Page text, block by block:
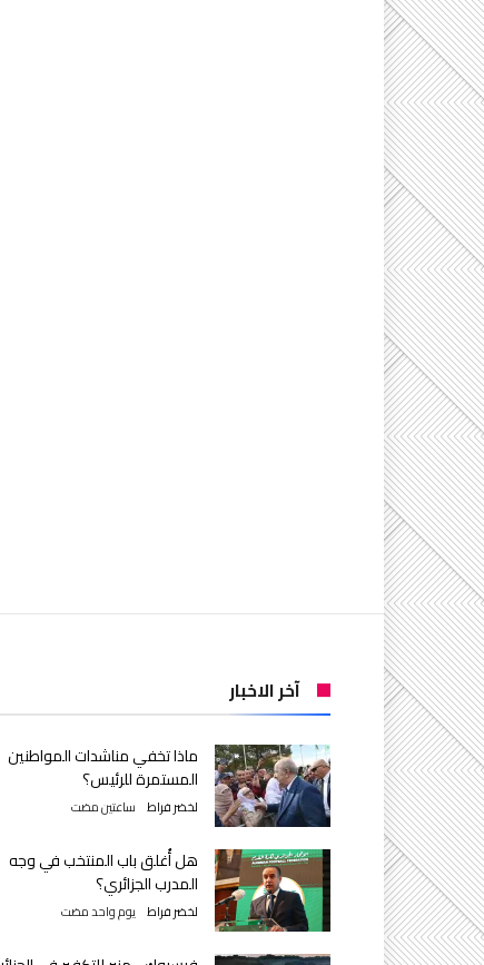
آخر الاخبار
ماذا تخفي مناشدات المواطنين
المستمرة للرئيس؟
لخضر فراط ‫‫‫‏‫ساعتين مضت‬
هل أُغلق باب المنتخب في وجه
المدرب الجزائري؟
لخضر فراط ‫‫‫‏‫يوم واحد مضت‬